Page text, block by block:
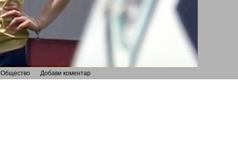
Общество Добави коментар